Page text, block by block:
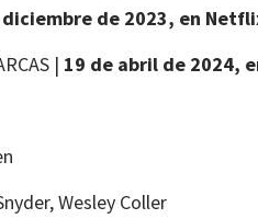
diciembre de 2023, en
| 19 de abril de 2024,
Wesley Coller